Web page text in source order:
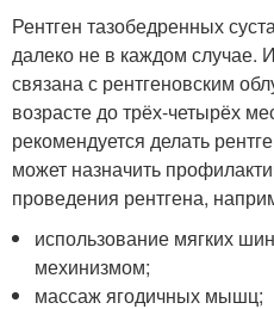
Рентген тазобедренных
далеко не в каждом случае.
связана с рентгеновским
возрасте до трёх-четырёх
рекомендуется делать
может назначить
проведения рентгена,
использование мягких
мехинизмом;
массаж ягодичных мышц;